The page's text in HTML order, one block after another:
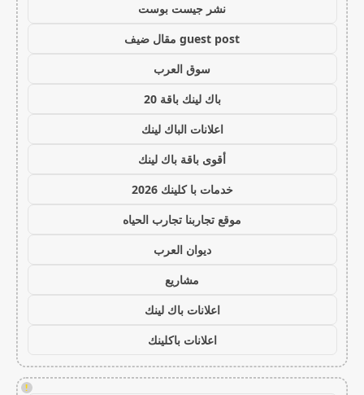
نشر جيست بوست
guest post مقال ضيف
سوق العرب
باك لينك باقة 20
اعلانات الباك لينك
أقوى باقة باك لينك
خدمات با كلينك 2026
موقع تجاربنا تجارب الحياه
ديوان العرب
مشاريع
اعلانات باك لينك
اعلانات باكلينك
!